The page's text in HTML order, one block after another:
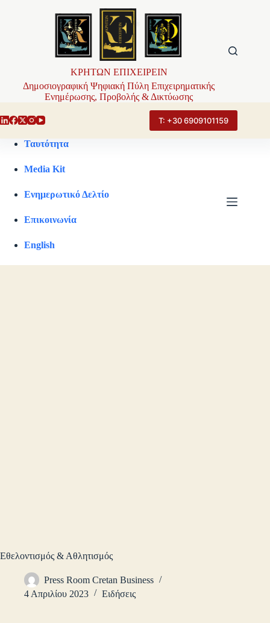
ΚΡΗΤΩΝ ΕΠΙΧΕΙΡΕΙΝ
Δημοσιογραφική Ψηφιακή Πύλη Επιχειρηματικής
Ενημέρωσης, Προβολής & Δικτύωσης
Τ: +30 6909101159
Ταυτότητα
Media Kit
Ενημερωτικό Δελτίο
Επικοινωνία
English
Εθελοντισμός & Αθλητισμός
Press Room Cretan Business
4 Απριλίου 2023
Ειδήσεις